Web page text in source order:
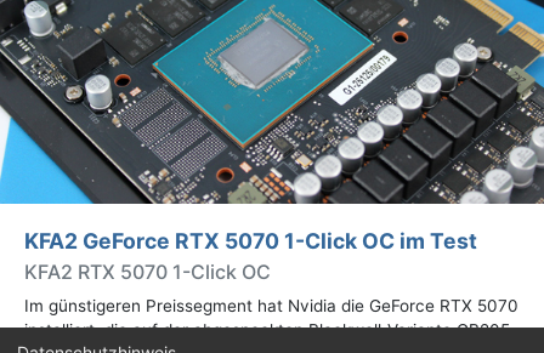
KFA2 GeForce RTX 5070 1-Click OC im Test
KFA2 RTX 5070 1-Click OC
Im günstigeren Preissegment hat Nvidia die GeForce RTX 5070
installiert, die auf der abgespeckten Blackwell-Variante GB205